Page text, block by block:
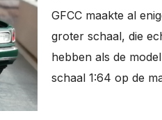
GFCC maakte al
groter schaal, die
hebben als de
schaal 1:64 op de